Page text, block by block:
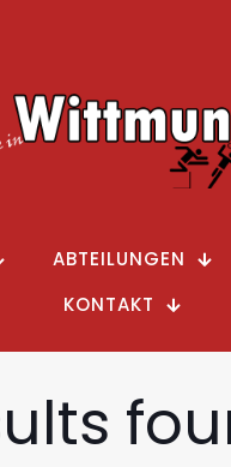
ABTEILUNGEN
KONTAKT